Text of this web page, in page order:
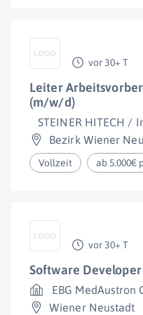
vor 30+ T
Leiter
(m/w/d)
STEINER HITECH /
Bezirk Wiener
Vollzeit ab 5.000€
vor 30+ T
Software
EBG MedAustron
Wiener Neustadt